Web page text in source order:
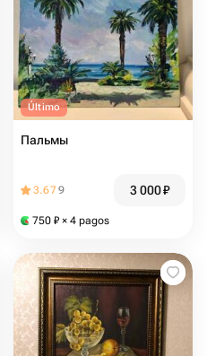
Último
Пальмы
3.679 3 000₽
750 ₽ × 4 pagos